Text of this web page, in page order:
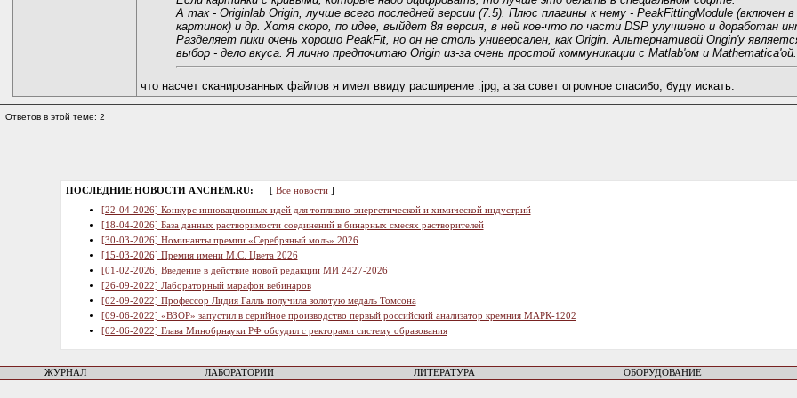
А так - Originlab Origin, лучше всего последней версии (7.5). Плюс плагины к нему - PeakFittingModule
картинок) и др. Хотя скоро, по идее, выйдет 8я версия, в ней кое-что по части DSP улучшено и доработан
Разделяет пики очень хорошо PeakFit, но он не столь универсален, как Origin. Альтернативой Origin'у
выбор - дело вкуса. Я лично предпочитаю Origin из-за очень простой коммуникации с Matlab'ом и Mathematica'ой.
что насчет сканированных файлов я имел ввиду расширение .jpg, а за совет огромное спасибо, буду искать.
Ответов в этой теме: 2
ПОСЛЕДНИЕ НОВОСТИ ANCHEM.RU: [ Все новости]
[22-04-2026] Конкурс инновационных идей для топливно-энергетической и химической индустрий
[18-04-2026] База данных растворимости соединений в бинарных смесях растворителей
[30-03-2026] Номинанты премии «Серебряный моль» 2026
[15-03-2026] Премия имени М.С. Цвета 2026
[01-02-2026] Введение в действие новой редакции МИ 2427-2026
[26-09-2022] Лабораторный марафон вебинаров
[02-09-2022] Профессор Лидия Галль получила золотую медаль Томсона
[09-06-2022] «ВЗОР» запустил в серийное производство первый российский анализатор кремния МАРК-1202
[02-06-2022] Глава Минобрнауки РФ обсудил с ректорами систему образования
ЖУРНАЛ ЛАБОРАТОРИИ ЛИТЕРАТУРА ОБОРУДОВАНИЕ